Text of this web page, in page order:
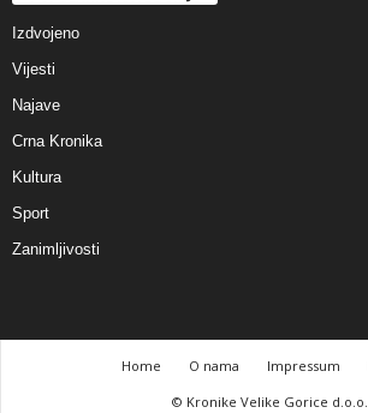
Izdvojeno
Vijesti
Najave
Crna Kronika
Kultura
Sport
Zanimljivosti
Home O nama Impressum
© Kronike Velike Gorice d.o.o.